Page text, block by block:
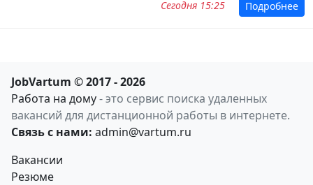
Сегодня 15:25
Подробнее
JobVartum © 2017 - 2026
Работа на дому- это сервис поиска удаленных
вакансий для дистанционной работы в интернете.
Связь с нами: admin@vartum.ru
Вакансии
Резюме